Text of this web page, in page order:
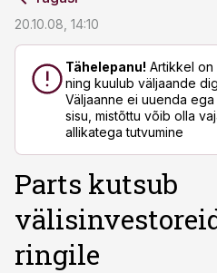
20.10.08, 14:10
Tähelepanu! Artikkel on
ning kuulub väljaande
Väljaanne ei uuenda
sisu, mistõttu võib olla
allikatega tutvumine
Parts kutsub
ringile